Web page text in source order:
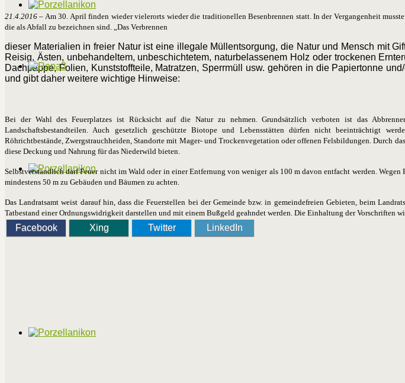
21.4.2016 – Am 30. April finden wieder vielerorts wieder die traditionellen Besenbrennen statt. In der Vergangenheit
die als Abfall zu bezeichnen sind. „Das Verbrennen
dieser Materialien in freier Natur ist eine illegale Müllentsorgung, die Natur und Mensch mit
Reisig, Ästen, unbehandel­tem, unbeschichtetem, naturbelassenem Holz oder trockenen
Dachpappe, Folien, Kunststofftei­le, Matratzen, Sperrmüll usw. gehören in die Papiertonne
und gibt daher weitere wichtige Hinweise:
Bei der Wahl des Feuerplatzes ist Rücksicht auf die Natur zu nehmen. Grundsätzlich verboten ist das
Landschaftsbestandteilen. Auch gesetzlich geschützte Biotope und Lebensstätten dürfen nicht beeinträchtigt
Röhrichtbestände, Zwergstrauchheiden, Standorte mit Mager- und Trockenvegetation oder offenen Felsbildungen. Durch
diese Deckung und Nahrung für das Niederwild bieten.
Selbstverständlich darf Feuer nicht im Wald oder in einer Entfernung von weniger als 100 m davon entfacht werden.
mindestens 50 m zu Gebäuden und Bäumen zu achten.
Das Landratsamt weist darauf hin, dass die Feuerstellen bei der Gemeinde bzw. in ge­meindefreien Gebieten, beim
Tatbestand einer Ord­nungswidrigkeit darstellen und mit einem Bußgeld geahndet werden. Die Einhaltung der Vorschriften
Facebook Xing Twitter LinkedIn